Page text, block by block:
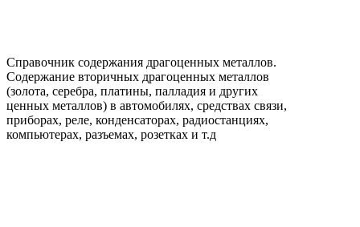
Справочник содержания драгоценных металлов.
Содержание вторичных драгоценных металлов
(золота, серебра, платины, палладия и других
ценных металлов) в автомобилях, средствах связи,
приборах, реле, конденсаторах, радиостанциях,
компьютерах, разъемах, розетках и т.д